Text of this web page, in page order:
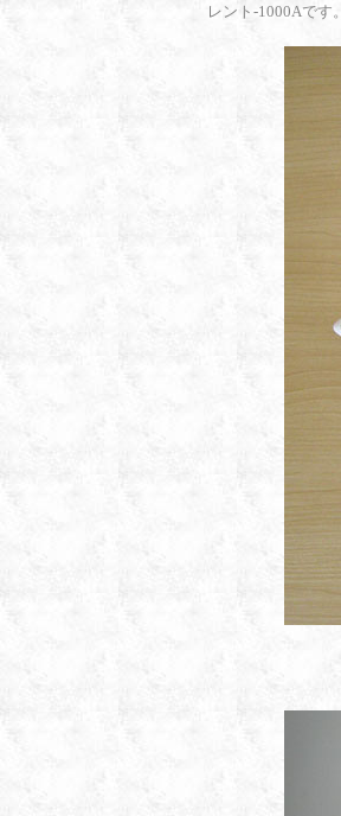
レント-1000Aです。